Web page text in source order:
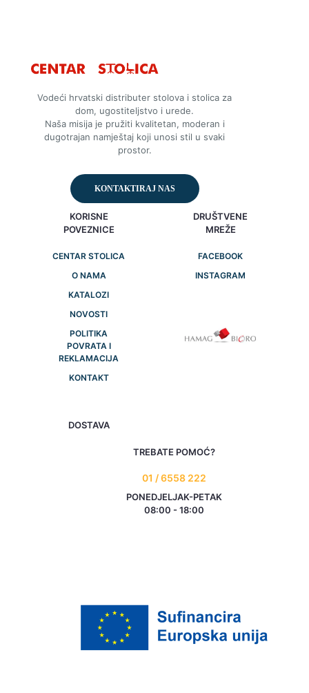
Vodeći hrvatski distributer stolova i stolica za
dom, ugostiteljstvo i urede.
Naša misija je pružiti kvalitetan, moderan i
dugotrajan namještaj koji unosi stil u svaki
prostor.
KONTAKTIRAJ NAS
KORISNE
POVEZNICE
CENTAR STOLICA
O NAMA
KATALOZI
NOVOSTI
POLITIKA
POVRATA I
REKLAMACIJA
KONTAKT
DOSTAVA
DRUŠTVENE
MREŽE
FACEBOOK
INSTAGRAM
TREBATE POMOĆ?
01 / 6558 222
PONEDJELJAK-PETAK
08:00 - 18:00